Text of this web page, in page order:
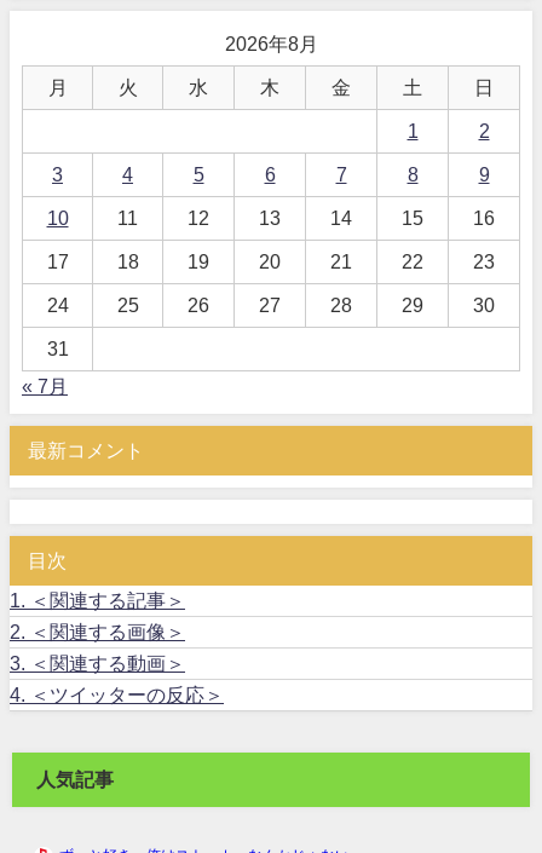
2026年8月
月 火 水 木 金 土 日
1 2
3 4 5 6 7 8 9
10 11 12 13 14 15 16
17 18 19 20 21 22 23
24 25 26 27 28 29 30
31
« 7月
最新コメント
目次
1. ＜関連する記事＞
2. ＜関連する画像＞
3. ＜関連する動画＞
4. ＜ツイッターの反応＞
人気記事